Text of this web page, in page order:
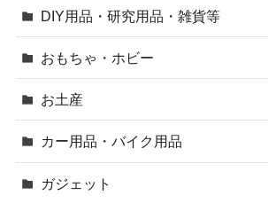
DIY用品・研究用品・雑貨等
おもちゃ・ホビー
お土産
カー用品・バイク用品
ガジェット